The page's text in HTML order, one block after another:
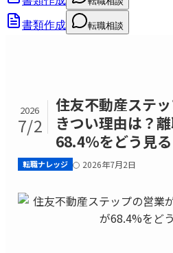
書類作成 転職相談
2026
7/2
住友不動産ステ
きつい理由は？
68.4%をどう見る
転職ナレッジ 2026年7月2日